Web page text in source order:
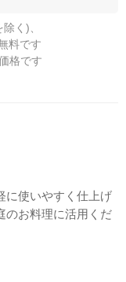
く)、
料です
格です
に使いやすく仕上げ
のお料理に活用くだ